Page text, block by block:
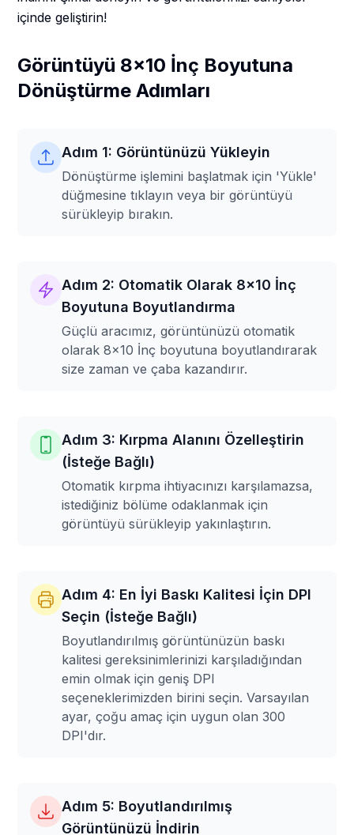
içinde geliştirin!
Görüntüyü 8x10 İnç Boyutuna
Dönüştürme Adımları
Adım 1: Görüntünüzü Yükleyin
Dönüştürme işlemini başlatmak için 'Yükle'
düğmesine tıklayın veya bir görüntüyü
sürükleyip bırakın.
Adım 2: Otomatik Olarak 8x10 İnç
Boyutuna Boyutlandırma
Güçlü aracımız, görüntünüzü otomatik
olarak 8x10 İnç boyutuna boyutlandırarak
size zaman ve çaba kazandırır.
Adım 3: Kırpma Alanını Özelleştirin
(İsteğe Bağlı)
Otomatik kırpma ihtiyacınızı karşılamazsa,
istediğiniz bölüme odaklanmak için
görüntüyü sürükleyip yakınlaştırın.
Adım 4: En İyi Baskı Kalitesi İçin DPI
Seçin (İsteğe Bağlı)
Boyutlandırılmış görüntünüzün baskı
kalitesi gereksinimlerinizi karşıladığından
emin olmak için geniş DPI
seçeneklerimizden birini seçin. Varsayılan
ayar, çoğu amaç için uygun olan 300
DPI'dır.
Adım 5: Boyutlandırılmış
Görüntünüzü İndirin